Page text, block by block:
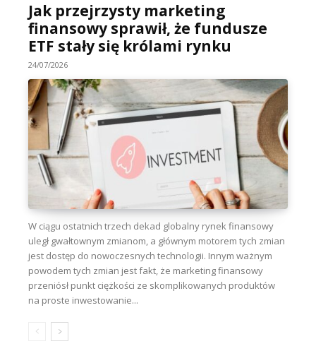
Jak przejrzysty marketing
finansowy sprawił, że fundusze
ETF stały się królami rynku
24/07/2026
W ciągu ostatnich trzech dekad globalny rynek finansowy
uległ gwałtownym zmianom, a głównym motorem tych zmian
jest dostęp do nowoczesnych technologii. Innym ważnym
powodem tych zmian jest fakt, że marketing finansowy
przeniósł punkt ciężkości ze skomplikowanych produktów
na proste inwestowanie...